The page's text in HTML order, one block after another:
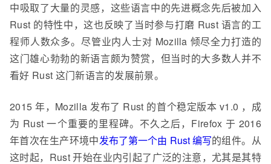
中吸取了大量的灵感，这些语言中的先进概念先后被加入
Rust 的特性中，这也反映了当时参与打磨 Rust 语言的工
程师人数众多。尽管业内人士对 Mozilla 倾尽全力打造的
这门雄心勃勃的新语言颇为赞赏，但当时的大多数人并不
看好 Rust 这门新语言的发展前景。
2015 年，Mozilla 发布了 Rust 的首个稳定版本 v1.0 ，成
为 Rust 一个重要的里程碑。不久之后，Firefox 于 2016
年首次在生产环境中发布了第一个由 Rust 编写的组件。从
这时起，Rust 开始在业内引起了广泛的注意，尤其是其特